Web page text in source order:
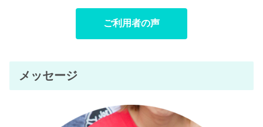
ご利用者の声
メッセージ